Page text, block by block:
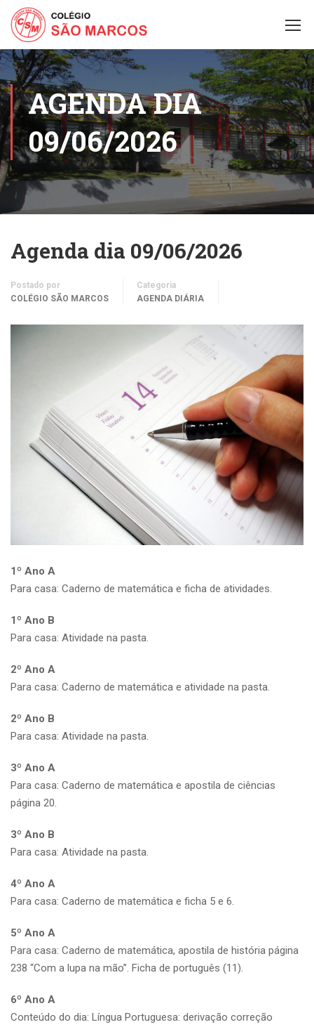
AGENDA DIA
09/06/2026
Agenda dia 09/06/2026
Postado por
COLÉGIO SÃO MARCOS
Categoria
AGENDA DIÁRIA
1º Ano A
Para casa: Caderno de matemática e ficha de atividades.
1º Ano B
Para casa: Atividade na pasta.
2º Ano A
Para casa: Caderno de matemática e atividade na pasta.
2º Ano B
Para casa: Atividade na pasta.
3º Ano A
Para casa: Caderno de matemática e apostila de ciências
página 20.
3º Ano B
Para casa: Atividade na pasta.
4º Ano A
Para casa: Caderno de matemática e ficha 5 e 6.
5º Ano A
Para casa: Caderno de matemática, apostila de história página
238 “Com a lupa na mão”. Ficha de português (11).
6º Ano A
Conteúdo do dia: Língua Portuguesa: derivação correção